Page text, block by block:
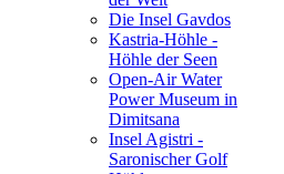
Die Insel Gavdos
Kastria-Höhle -
Höhle der Seen
Open-Air Water
Power Museum in
Dimitsana
Insel Agistri -
Saronischer Golf